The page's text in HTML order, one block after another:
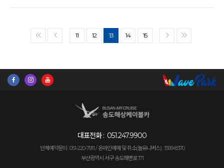
<< < 11 12 13 14 15 > >>
대표전화 : 051.247.9900
단체예약문의 : 051-220-7911 / 온라인예매 및 취소(놀유니버스) : 1599-8370
부산광역시 서구 송도해변로 171